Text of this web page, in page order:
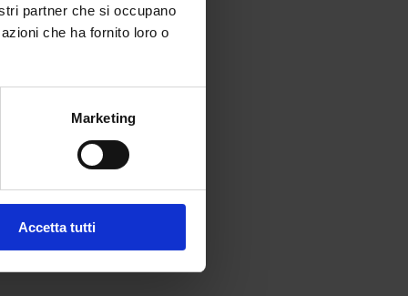
partner che si occupano
che ha fornito loro o
Marketing
Accetta tutti